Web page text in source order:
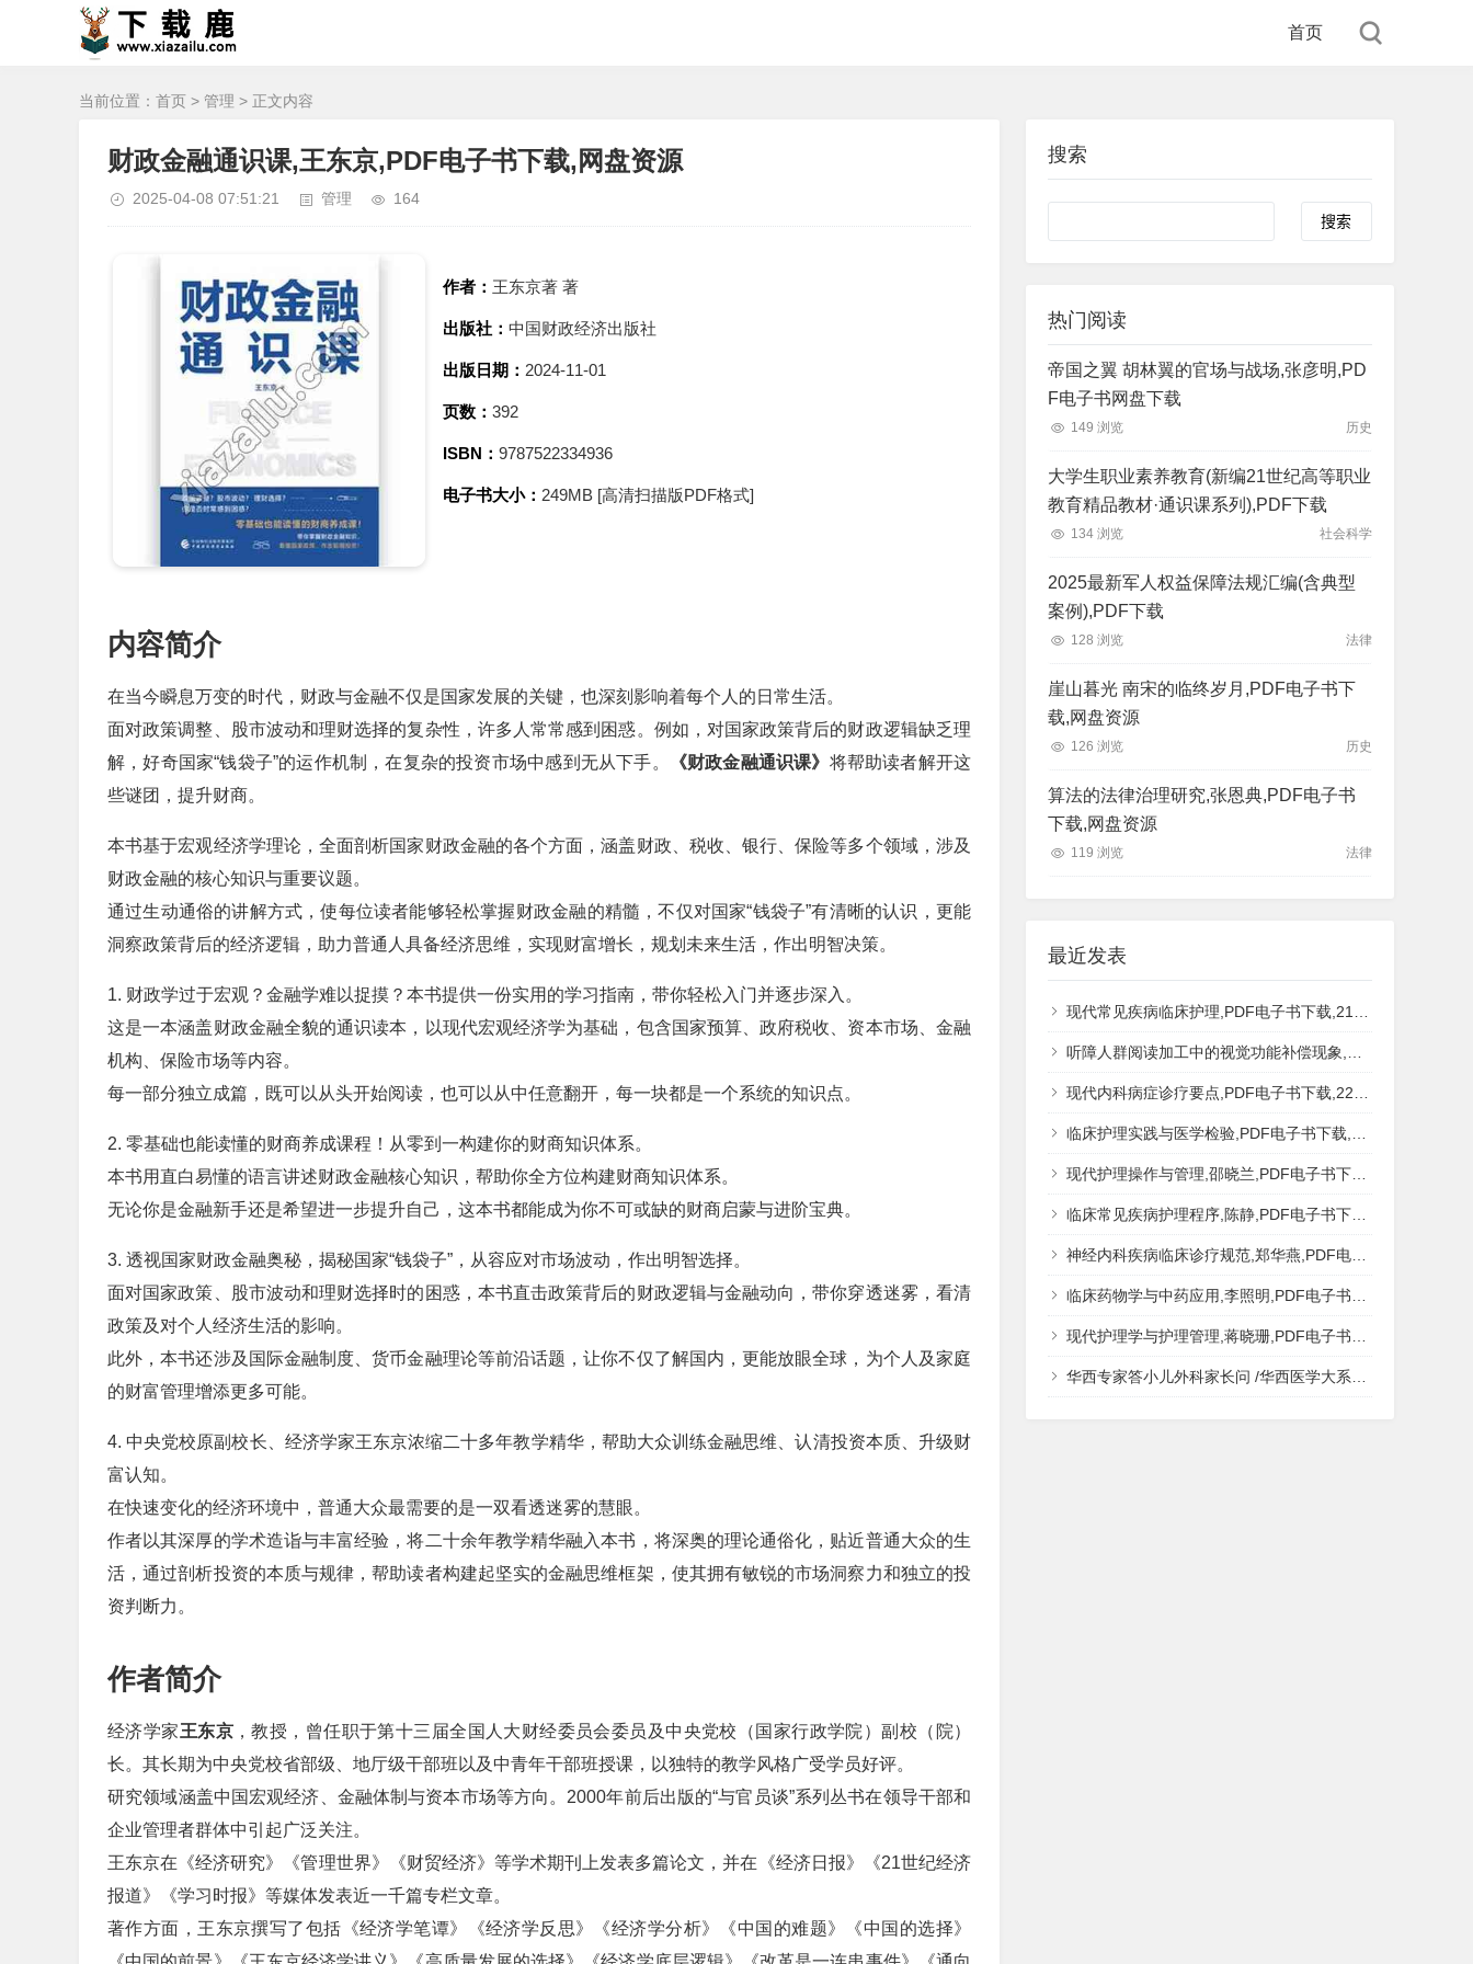
首页
当前位置： 首页 > 管理 > 正文内容
财政金融通识课,王东京,PDF电子书下载,网盘资源
2025-04-08 07:51:21 管理 164
作者： 王东京著 著
出版社： 中国财政经济出版社
出版日期： 2024-11-01
页数： 392
ISBN： 9787522334936
电子书大小： 249MB [高清扫描版PDF格式]
内容简介
在当今瞬息万变的时代，财政与金融不仅是国家发展的关键，也深刻影响着每个人的日常生活。
面对政策调整、股市波动和理财选择的复杂性，许多人常常感到困惑。例如，对国家政策背后的财政逻辑缺乏理
解，好奇国家“钱袋子”的运作机制，在复杂的投资市场中感到无从下手。
《财政金融通识课》 将帮助读者解开这
些谜团，提升财商。
本书基于宏观经济学理论，全面剖析国家财政金融的各个方面，涵盖财政、税收、银行、保险等多个领域，涉及
财政金融的核心知识与重要议题。
通过生动通俗的讲解方式，使每位读者能够轻松掌握财政金融的精髓，不仅对国家“钱袋子”有清晰的认识，更能
洞察政策背后的经济逻辑，助力普通人具备经济思维，实现财富增长，规划未来生活，作出明智决策。
1. 财政学过于宏观？金融学难以捉摸？本书提供一份实用的学习指南，带你轻松入门并逐步深入。
这是一本涵盖财政金融全貌的通识读本，以现代宏观经济学为基础，包含国家预算、政府税收、资本市场、金融
机构、保险市场等内容。
每一部分独立成篇，既可以从头开始阅读，也可以从中任意翻开，每一块都是一个系统的知识点。
2. 零基础也能读懂的财商养成课程！从零到一构建你的财商知识体系。
本书用直白易懂的语言讲述财政金融核心知识，帮助你全方位构建财商知识体系。
无论你是金融新手还是希望进一步提升自己，这本书都能成为你不可或缺的财商启蒙与进阶宝典。
3. 透视国家财政金融奥秘，揭秘国家“钱袋子”，从容应对市场波动，作出明智选择。
面对国家政策、股市波动和理财选择时的困惑，本书直击政策背后的财政逻辑与金融动向，带你穿透迷雾，看清
政策及对个人经济生活的影响。
此外，本书还涉及国际金融制度、货币金融理论等前沿话题，让你不仅了解国内，更能放眼全球，为个人及家庭
的财富管理增添更多可能。
4. 中央党校原副校长、经济学家王东京浓缩二十多年教学精华，帮助大众训练金融思维、认清投资本质、升级财
富认知。
在快速变化的经济环境中，普通大众最需要的是一双看透迷雾的慧眼。
作者以其深厚的学术造诣与丰富经验，将二十余年教学精华融入本书，将深奥的理论通俗化，贴近普通大众的生
活，通过剖析投资的本质与规律，帮助读者构建起坚实的金融思维框架，使其拥有敏锐的市场洞察力和独立的投
资判断力。
作者简介
经济学家王东京，教授，曾任职于第十三届全国人大财经委员会委员及中央党校（国家行政学院）副校（院）
长。其长期为中央党校省部级、地厅级干部班以及中青年干部班授课，以独特的教学风格广受学员好评。
研究领域涵盖中国宏观经济、金融体制与资本市场等方向。2000年前后出版的“与官员谈”系列丛书在领导干部和
企业管理者群体中引起广泛关注。
王东京在《经济研究》《管理世界》《财贸经济》等学术期刊上发表多篇论文，并在《经济日报》《21世纪经济
报道》《学习时报》等媒体发表近一千篇专栏文章。
著作方面，王东京撰写了包括《经济学笔谭》《经济学反思》《经济学分析》《中国的难题》《中国的选择》
搜索
Search
热门阅读
帝国之翼 胡林翼的官场与战场,张彦明,PD
F电子书网盘下载
149 浏览 历史
大学生职业素养教育(新编21世纪高等职业
教育精品教材·通识课系列),PDF下载
134 浏览 社会科学
2025最新军人权益保障法规汇编(含典型
案例),PDF下载
128 浏览 法律
崖山暮光 南宋的临终岁月,PDF电子书下
载,网盘资源
126 浏览 历史
算法的法律治理研究,张恩典,PDF电子书
下载,网盘资源
119 浏览 法律
最近发表
现代常见疾病临床护理,PDF电子书下载,217MB,网盘资源
听障人群阅读加工中的视觉功能补偿现象,秦钊,PDF电子书下载,网盘资源
现代内科病症诊疗要点,PDF电子书下载,223MB,网盘资源
临床护理实践与医学检验,PDF电子书下载,193MB,网盘资源
现代护理操作与管理,邵晓兰,PDF电子书下载,242MB,网盘资源
临床常见疾病护理程序,陈静,PDF电子书下载,185MB,网盘资源
神经内科疾病临床诊疗规范,郑华燕,PDF电子书下载,188MB,网盘资源
临床药物学与中药应用,李照明,PDF电子书下载,202MB,网盘资源
现代护理学与护理管理,蒋晓珊,PDF电子书下载,223MB,网盘资源
华西专家答小儿外科家长问 /华西医学大系?医学科普,PDF电子书网盘下载